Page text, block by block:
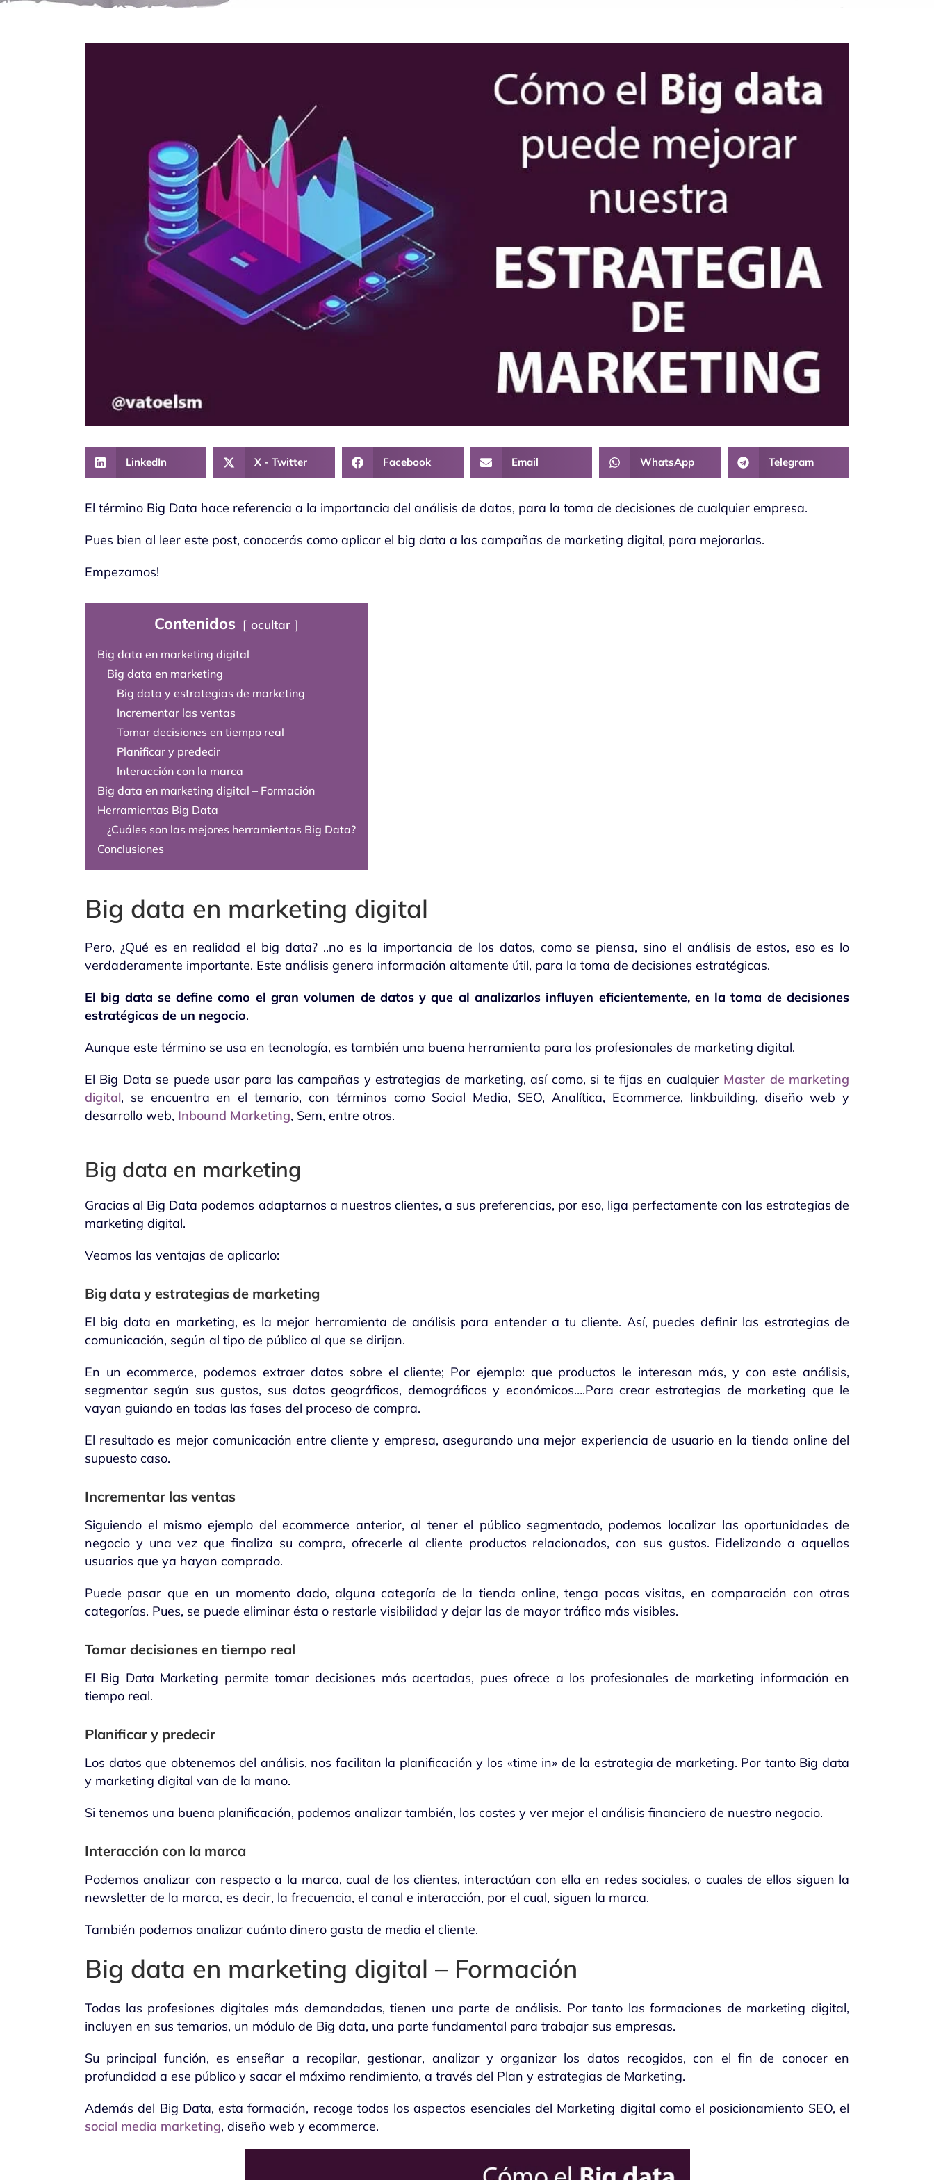
LinkedIn X - Twitter Facebook Email WhatsApp Telegram
El término Big Data hace referencia a la importancia del análisis de datos, para la toma de decisiones de cualquier empresa.
Pues bien al leer este post, conocerás como aplicar el big data a las campañas de marketing digital, para mejorarlas.
Empezamos!
Contenidos ocultar
Big data en marketing digital
Big data en marketing
Big data y estrategias de marketing
Incrementar las ventas
Tomar decisiones en tiempo real
Planificar y predecir
Interacción con la marca
Big data en marketing digital – Formación
Herramientas Big Data
¿Cuáles son las mejores herramientas Big Data?
Conclusiones
Big data en marketing digital
Pero, ¿Qué es en realidad el big data? ..no es la importancia de los datos, como se piensa, sino el análisis de estos, eso es lo
verdaderamente importante. Este análisis genera información altamente útil, para la toma de decisiones estratégicas.
El big data se define como el gran volumen de datos y que al analizarlos influyen eficientemente, en la toma de decisiones
estratégicas de un negocio.
Aunque este término se usa en tecnología, es también una buena herramienta para los profesionales de marketing digital.
El Big Data se puede usar para las campañas y estrategias de marketing, así como, si te fijas en cualquier Master de marketing
digital, se encuentra en el temario, con términos como Social Media, SEO, Analítica, Ecommerce, linkbuilding, diseño web y
desarrollo web, Inbound Marketing, Sem, entre otros.
Big data en marketing
Gracias al Big Data podemos adaptarnos a nuestros clientes, a sus preferencias, por eso, liga perfectamente con las estrategias de
marketing digital.
Veamos las ventajas de aplicarlo:
Big data y estrategias de marketing
El big data en marketing, es la mejor herramienta de análisis para entender a tu cliente. Así, puedes definir las estrategias de
comunicación, según al tipo de público al que se dirijan.
En un ecommerce, podemos extraer datos sobre el cliente; Por ejemplo: que productos le interesan más, y con este análisis,
segmentar según sus gustos, sus datos geográficos, demográficos y económicos….Para crear estrategias de marketing que le
vayan guiando en todas las fases del proceso de compra.
El resultado es mejor comunicación entre cliente y empresa, asegurando una mejor experiencia de usuario en la tienda online del
supuesto caso.
Incrementar las ventas
Siguiendo el mismo ejemplo del ecommerce anterior, al tener el público segmentado, podemos localizar las oportunidades de
negocio y una vez que finaliza su compra, ofrecerle al cliente productos relacionados, con sus gustos. Fidelizando a aquellos
usuarios que ya hayan comprado.
Puede pasar que en un momento dado, alguna categoría de la tienda online, tenga pocas visitas, en comparación con otras
categorías. Pues, se puede eliminar ésta o restarle visibilidad y dejar las de mayor tráfico más visibles.
Tomar decisiones en tiempo real
El Big Data Marketing permite tomar decisiones más acertadas, pues ofrece a los profesionales de marketing información en
tiempo real.
Planificar y predecir
Los datos que obtenemos del análisis, nos facilitan la planificación y los «time in» de la estrategia de marketing. Por tanto Big data
y marketing digital van de la mano.
Si tenemos una buena planificación, podemos analizar también, los costes y ver mejor el análisis financiero de nuestro negocio.
Interacción con la marca
Podemos analizar con respecto a la marca, cual de los clientes, interactúan con ella en redes sociales, o cuales de ellos siguen la
newsletter de la marca, es decir, la frecuencia, el canal e interacción, por el cual, siguen la marca.
También podemos analizar cuánto dinero gasta de media el cliente.
Big data en marketing digital – Formación
Todas las profesiones digitales más demandadas, tienen una parte de análisis. Por tanto las formaciones de marketing digital,
incluyen en sus temarios, un módulo de Big data, una parte fundamental para trabajar sus empresas.
Su principal función, es enseñar a recopilar, gestionar, analizar y organizar los datos recogidos, con el fin de conocer en
profundidad a ese público y sacar el máximo rendimiento, a través del Plan y estrategias de Marketing.
Además del Big Data, esta formación, recoge todos los aspectos esenciales del Marketing digital como el posicionamiento SEO, el
social media marketing, diseño web y ecommerce.